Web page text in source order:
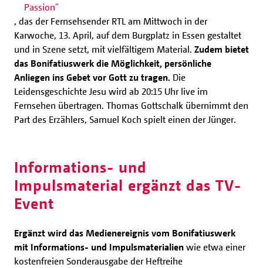
Passion"
, das der Fernsehsender RTL am Mittwoch in der
Karwoche, 13. April, auf dem Burgplatz in Essen gestaltet
und in Szene setzt, mit vielfältigem Material. Zudem bietet
das Bonifatiuswerk die Möglichkeit, persönliche
Anliegen ins Gebet vor Gott zu tragen. Die
Leidensgeschichte Jesu wird ab 20:15 Uhr live im
Fernsehen übertragen. Thomas Gottschalk übernimmt den
Part des Erzählers, Samuel Koch spielt einen der Jünger.
Informations- und
Impulsmaterial ergänzt das TV-
Event
Ergänzt wird das Medienereignis vom Bonifatiuswerk
mit Informations- und Impulsmaterialien wie etwa einer
kostenfreien Sonderausgabe der Heftreihe